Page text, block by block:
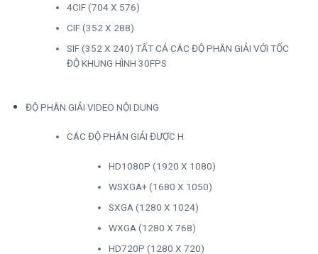
4CIF (704 X 576)
CIF (352 X 288)
SIF (352 X 240) TẤT CẢ CÁC ĐỘ PHÂN GIẢI VỚI TỐC
ĐỘ KHUNG HÌNH 30FPS
ĐỘ PHÂN GIẢI VIDEO NỘI DUNG
CÁC ĐỘ PHÂN GIẢI ĐƯỢC H
HD1080P (1920 X 1080)
WSXGA+ (1680 X 1050)
SXGA (1280 X 1024)
WXGA (1280 X 768)
HD720P (1280 X 720)